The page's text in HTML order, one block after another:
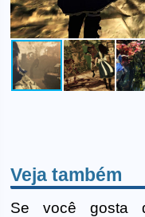
Veja também
Se você gosta